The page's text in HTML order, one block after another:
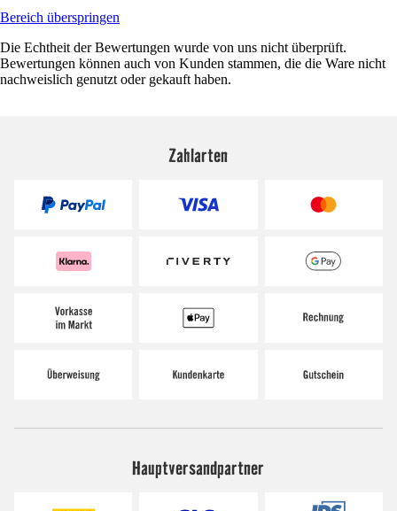
Bereich überspringen
Die Echtheit der Bewertungen wurde von uns nicht überprüft.
Bewertungen können auch von Kunden stammen, die die Ware nicht
nachweislich genutzt oder gekauft haben.
Zahlarten
Hauptversandpartner